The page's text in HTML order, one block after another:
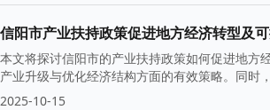
信阳市产业扶持政策促进地方经济转型及
本文将探讨信阳市的产业扶持政策如何促进地方
产业升级与优化经济结构方面的有效策略。同时
2025-10-15